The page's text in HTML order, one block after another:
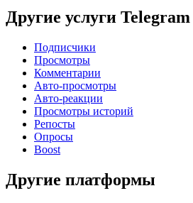
Другие услуги Telegram
Подписчики
Просмотры
Комментарии
Авто-просмотры
Авто-реакции
Просмотры историй
Репосты
Опросы
Boost
Другие платформы